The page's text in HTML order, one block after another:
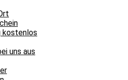
kostenlos
uns aus